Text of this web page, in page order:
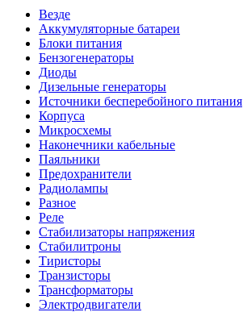
Везде
Аккумуляторные батареи
Блоки питания
Бензогенераторы
Диоды
Дизельные генераторы
Источники бесперебойного питания
Корпуса
Микросхемы
Наконечники кабельные
Паяльники
Предохранители
Радиолампы
Разное
Реле
Стабилизаторы напряжения
Стабилитроны
Тиристоры
Транзисторы
Трансформаторы
Электродвигатели